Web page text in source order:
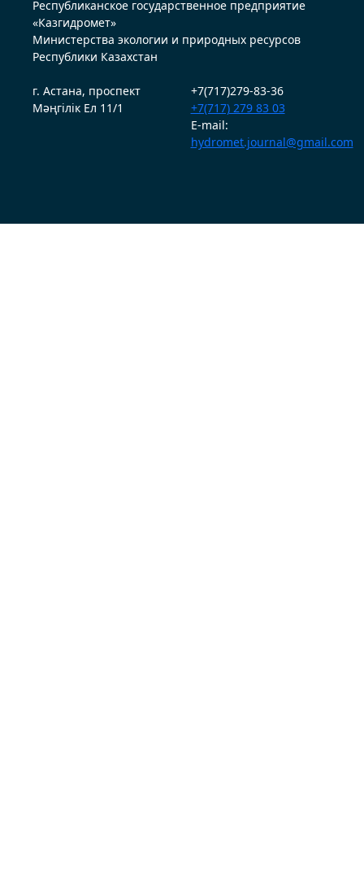
Республиканское государственное предприятие
«Казгидромет»
Министерства экологии и природных ресурсов
Республики Казахстан
г. Астана, проспект
Мәңгілік Ел 11/1
+7(717)279-83-36
+7(717) 279 83 03
E-mail:
hydromet.journal@gmail.com